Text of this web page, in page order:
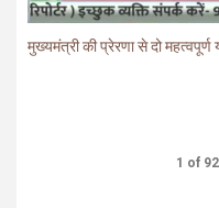
मुख्यमंत्री की प्रेरणा से दो
1 of